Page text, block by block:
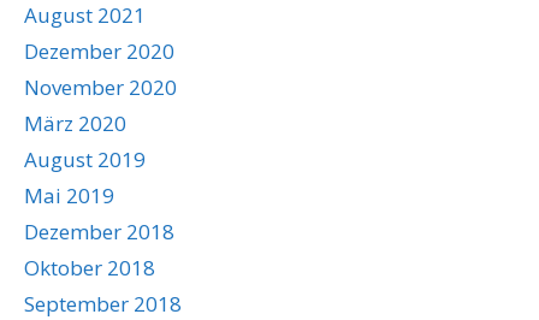
August 2021
Dezember 2020
November 2020
März 2020
August 2019
Mai 2019
Dezember 2018
Oktober 2018
September 2018